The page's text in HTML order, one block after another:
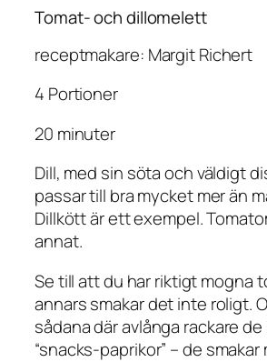
Tomat- och dillomelett
receptmakare: Margit Richert
4 Portioner
20 minuter
Dill, med sin söta och väldigt
passar till bra mycket mer än
Dillkött är ett exempel.
annat.
Se till att du har riktigt mogna
annars smakar det inte roligt.
sådana där avlånga rackare de
“snacks-paprikor” – de